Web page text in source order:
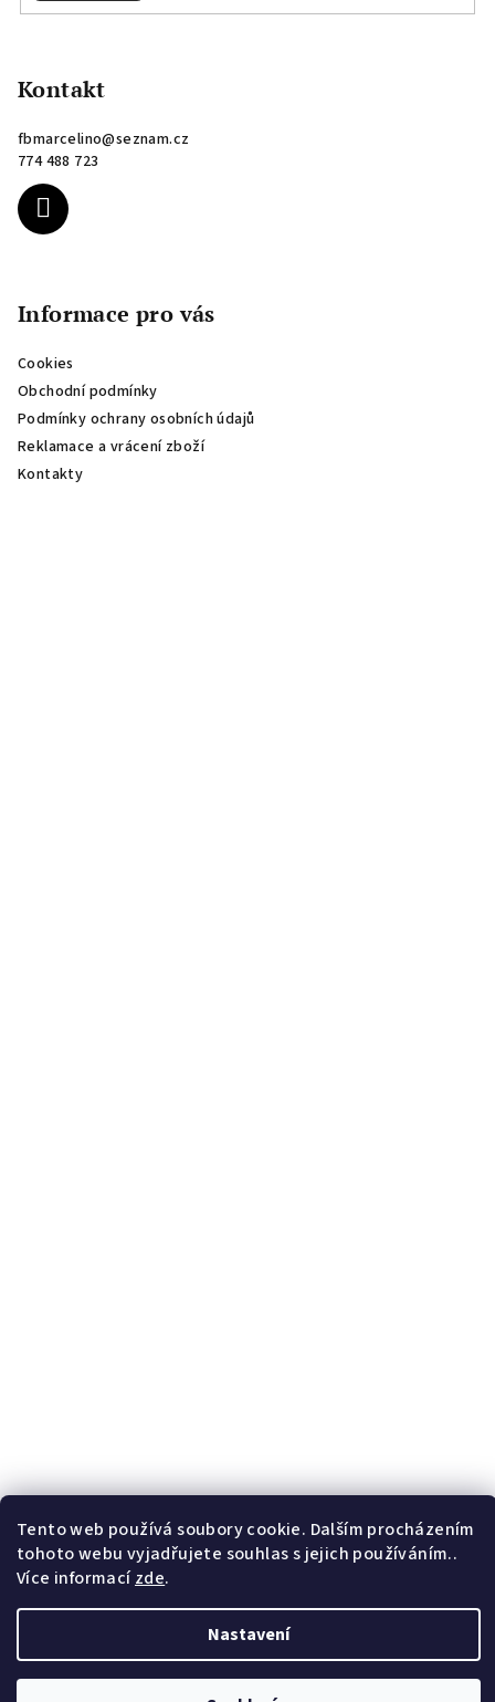
Tento web používá soubory cookie. Dalším procházením
tohoto webu vyjadřujete souhlas s jejich používáním..
Více informacízde.
Nastavení
Kontakt
fbmarcelino@seznam.cz
774 488 723
Informace pro vás
Cookies
Obchodní podmínky
Podmínky ochrany osobních údajů
Reklamace a vrácení zboží
Kontakty
Copyright 2026F.B. Marcelino. Všechna práva vyhrazena.